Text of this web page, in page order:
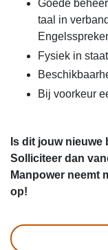
Goede
taal in
Fysiek in
Bij voorkeur
Is dit jouw
Solliciteer dan
Manpower neemt
op!